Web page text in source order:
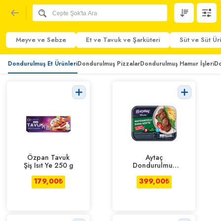
Meyve ve Sebze Et ve Tavuk ve Şarküteri Süt ve Süt
Dondurulmuş Et ÜrünleriDondurulmuş PizzalarDondurulmuş Hamur İşleri
Özpan Tavuk
Şiş Isıt Ye 250 g
179,00₺
Aytaç
Dondurulmuş
Dana
Maydanozlu
Köfte 500 g
399,00₺